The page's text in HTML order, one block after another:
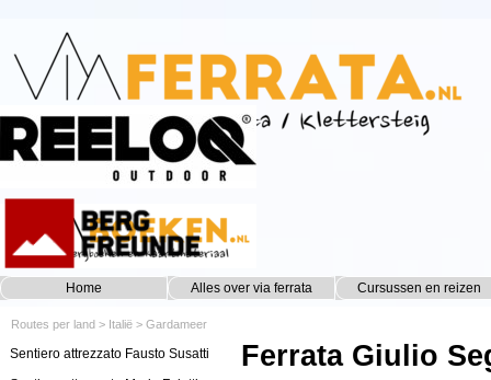
Home Alles over via ferrata ▼
Cursussen en reizen
Routes per land > Italië >Gardameer
Sentiero attrezzato Fausto Susatti
Ferrata Giulio